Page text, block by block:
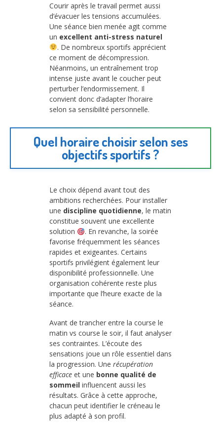
Courir après le travail permet aussi
d’évacuer les tensions accumulées.
Une séance bien menée agit comme
un excellent anti-stress naturel
. De nombreux sportifs apprécient
ce moment de décompression.
Néanmoins, un entraînement trop
intense juste avant le coucher peut
perturber l’endormissement. Il
convient donc d’adapter l’horaire
selon sa sensibilité personnelle.
Quel horaire choisir selon ses
objectifs sportifs ?
Le choix dépend avant tout des
ambitions recherchées. Pour installer
une discipline quotidienne, le matin
constitue souvent une excellente
solution
. En revanche, la soirée
favorise fréquemment les séances
rapides et exigeantes. Certains
sportifs privilégient également leur
disponibilité professionnelle. Une
organisation cohérente reste plus
importante que l’heure exacte de la
séance.
Avant de trancher entre la course le
matin vs course le soir, il faut analyser
ses contraintes. L’écoute des
sensations joue un rôle essentiel dans
la progression. Une récupération
efficace et une bonne qualité de
sommeil influencent aussi les
résultats. Grâce à cette approche,
chacun peut identifier le créneau le
plus adapté à son profil.